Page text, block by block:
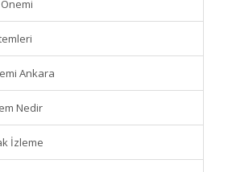
Ankara
Nedir
İzleme